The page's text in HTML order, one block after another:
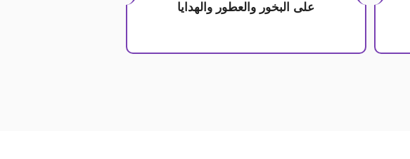
على البخور والعطور والهدايا